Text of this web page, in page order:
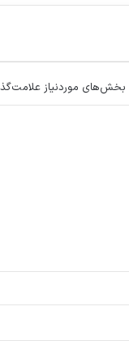
بخش‌های موردنیاز